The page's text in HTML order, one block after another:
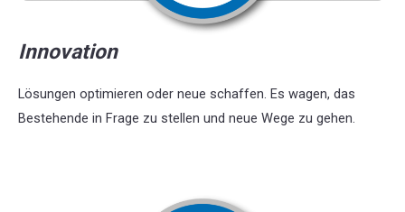
Innovation
Lösungen optimieren oder neue schaffen. Es wagen, das
Bestehende in Frage zu stellen und neue Wege zu gehen.